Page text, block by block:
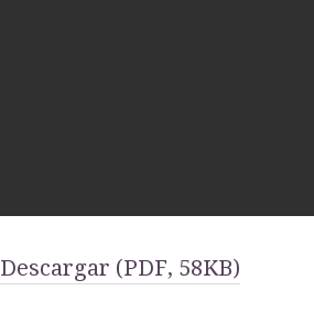
Descargar (PDF, 58KB)